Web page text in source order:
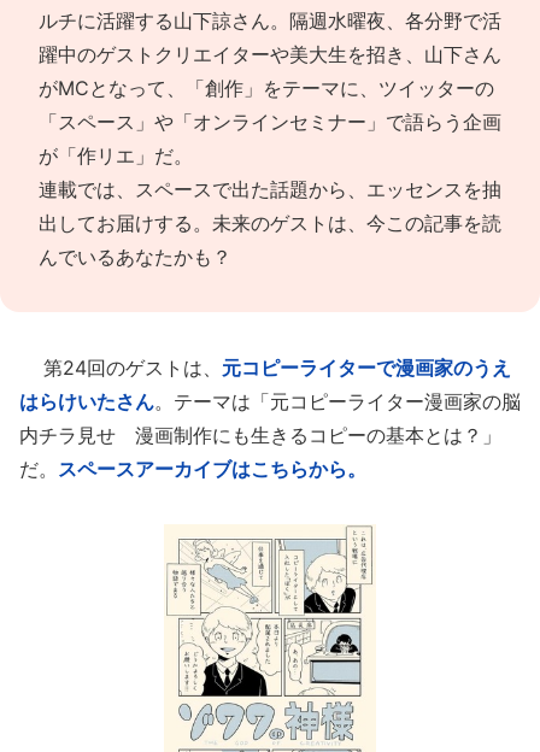
ルチに活躍する山下諒さん。 隔週水曜夜、各分野で活
躍中のゲストクリエイターや美大生を招き、山下さん
がMCとなって、「創作」をテーマに、ツイッターの
「スペース」や「オンラインセミナー」で語らう企画
が「作リエ」だ。
連載では、スペースで出た話題から、エッセンスを抽
出してお届けする。未来のゲストは、今この記事を読
んでいるあなたかも？
第24回のゲストは、 元コピーライターで漫画家のうえ
はらけいたさん。テーマは「元コピーライター漫画家の脳
内チラ見せ 漫画制作にも生きるコピーの基本とは？」
だ。 スペースアーカイブはこちらから。